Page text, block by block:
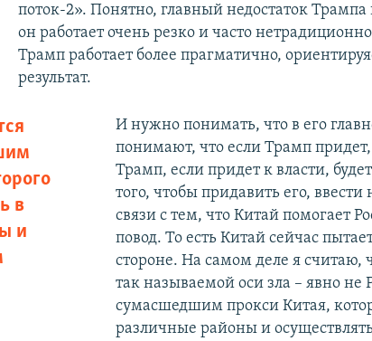
поток-2». Понятно, главный недостаток Трампа
он работает очень резко и часто
Трамп работает более прагматично,
результат.
в
и
И нужно понимать, что в его
понимают, что если Трамп придет,
Трамп, если придет к власти,
того, чтобы придавить его,
связи с тем, что Китай помогает
повод. То есть Китай сейчас
стороне. На самом деле я считаю,
так называемой оси зла – явно не
сумасшедшим прокси Китая,
различные районы и